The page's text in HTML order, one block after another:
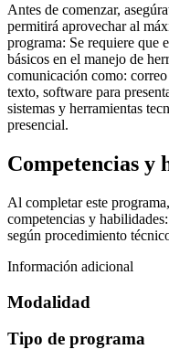
Antes de comenzar,
permitirá aprovechar al
programa: Se requiere que
básicos en el manejo de
comunicación como:
texto, software para
sistemas y herramientas
presencial.
Competencias y
Al completar este
competencias y
según procedimiento
Información adicional
Modalidad
Tipo de programa